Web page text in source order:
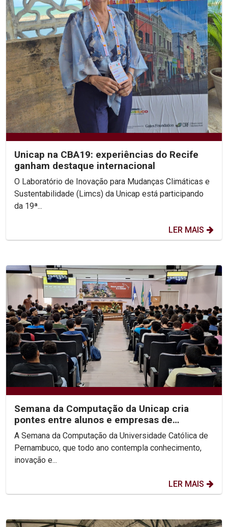
Unicap na CBA19: experiências do Recife
ganham destaque internacional
O Laboratório de Inovação para Mudanças Climáticas e
Sustentabilidade (Limcs) da Unicap está participando
da 19ª...
LER MAIS
Semana da Computação da Unicap cria
pontes entre alunos e empresas de
tecnologia
A Semana da Computação da Universidade Católica de
Pernambuco, que todo ano contempla conhecimento,
inovação e...
LER MAIS